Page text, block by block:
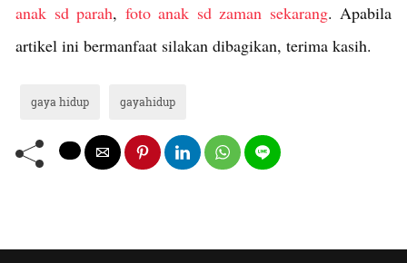
anak sd parah, foto anak sd zaman sekarang. Apabila
artikel ini bermanfaat silakan dibagikan, terima kasih.
gaya hidup gayahidup